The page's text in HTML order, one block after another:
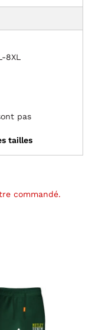
8XL
pas
tailles
commandé.